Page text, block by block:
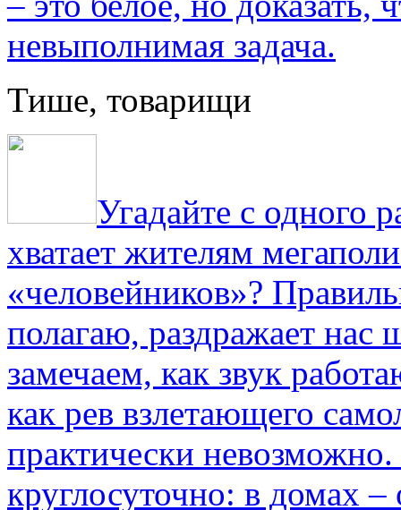
невыполнимая задача.
Тише, товарищи
Угадайте с одного
хватает жителям
«человейников»?
полагаю, раздражает нас
замечаем, как звук
как рев взлетающего
практически
круглосуточно: в домах